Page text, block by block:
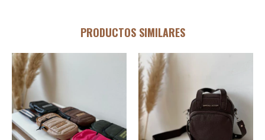
PRODUCTOS SIMILARES